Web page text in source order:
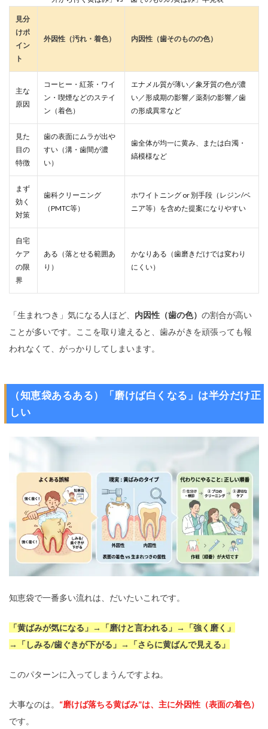
見分
けポ
イン
ト
外因性（汚れ・着色） 内因性（歯そのものの色）
主な
原因
コーヒー・紅茶・ワイ
ン・喫煙などのステイ
ン（着色）
エナメル質が薄い／象牙質の色が濃
い／形成期の影響／薬剤の影響／歯
の形成異常など
見た
目の
特徴
歯の表面にムラが出や
すい（溝・歯間が濃
い）
歯全体が均一に黄み、または白濁・
縞模様など
まず
効く
対策
歯科クリーニング
（PMTC等）
ホワイトニング or 別手段（レジン/ベ
ニア等）を含めた提案になりやすい
自宅
ケア
の限
界
ある（落とせる範囲あ
り）
かなりある（歯磨きだけでは変わり
にくい）
「生まれつき」気になる人ほど、 内因性（歯の色） の割合が高い
ことが多いです。ここを取り違えると、歯みがきを頑張っても報
われなくて、がっかりしてしまいます。
（知恵袋あるある）「磨けば白くなる」は半分だけ正
しい
知恵袋で一番多い流れは、だいたいこれです。
「黄ばみが気になる」→「磨けと言われる」→「強く磨く」
→「しみる/歯ぐきが下がる」→「さらに黄ばんで見える」
このパターンに入ってしまうんですよね。
大事なのは。 “磨けば落ちる黄ばみ”は、主に外因性（表面の着色）
です。